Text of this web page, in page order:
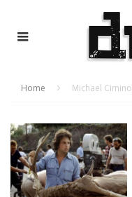
Home Michael Cimino